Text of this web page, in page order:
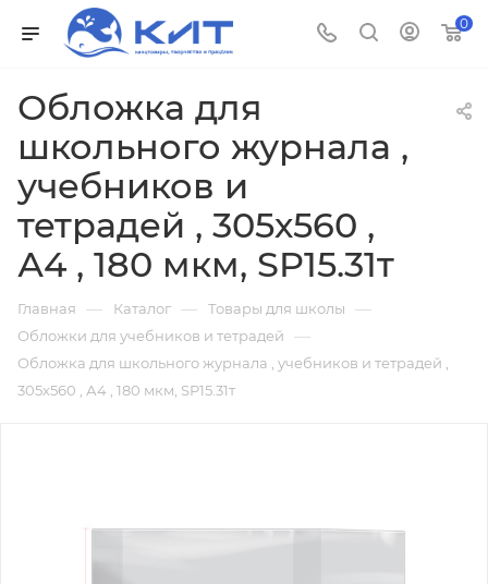
0
Обложка для
школьного журнала ,
учебников и
тетрадей , 305х560 ,
А4 , 180 мкм, SP15.31т
Главная — Каталог — Товары для школы —
Обложки для учебников и тетрадей —
Обложка для школьного журнала , учебников и тетрадей ,
305х560 , А4 , 180 мкм, SP15.31т